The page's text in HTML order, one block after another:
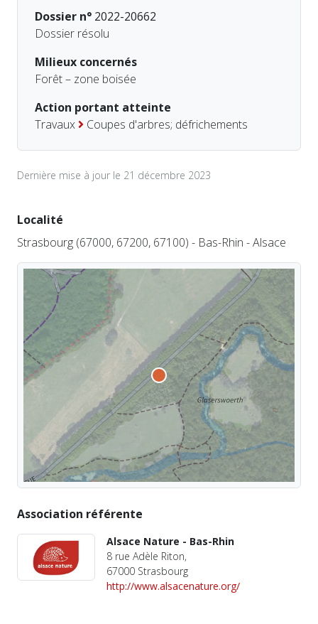
Dossier n° 2022-20662
Dossier résolu
Milieux concernés
Forêt – zone boisée
Action portant atteinte
Travaux
Coupes d'arbres; défrichements
Dernière mise à jour le 21 décembre 2023
Localité
Strasbourg (67000, 67200, 67100) - Bas-Rhin - Alsace
Association référente
Alsace Nature - Bas-Rhin
8 rue Adèle Riton,
67000 Strasbourg
http://www.alsacenature.org/